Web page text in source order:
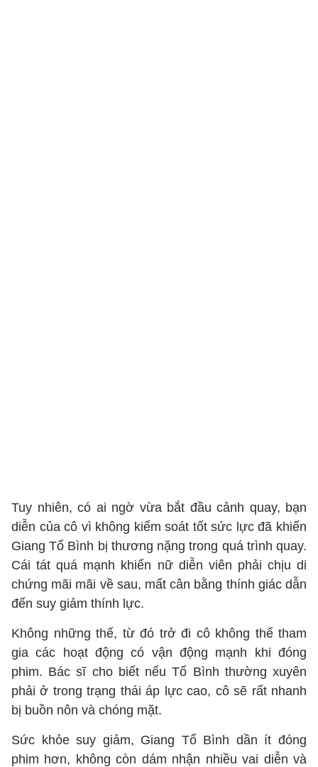
Tuy nhiên, có ai ngờ vừa bắt đầu cảnh quay, bạn
diễn của cô vì không kiểm soát tốt sức lực đã khiến
Giang Tổ Bình bị thương nặng trong quá trình quay.
Cái tát quá mạnh khiến nữ diễn viên phải chịu di
chứng mãi mãi về sau, mất cân bằng thính giác dẫn
đến suy giảm thính lực.
Không những thế, từ đó trở đi cô không thể tham
gia các hoạt động có vận động mạnh khi đóng
phim. Bác sĩ cho biết nếu Tổ Bình thường xuyên
phải ở trong trạng thái áp lực cao, cô sẽ rất nhanh
bị buồn nôn và chóng mặt.
Sức khỏe suy giảm, Giang Tổ Bình dần ít đóng
phim hơn, không còn dám nhận nhiều vai diễn và